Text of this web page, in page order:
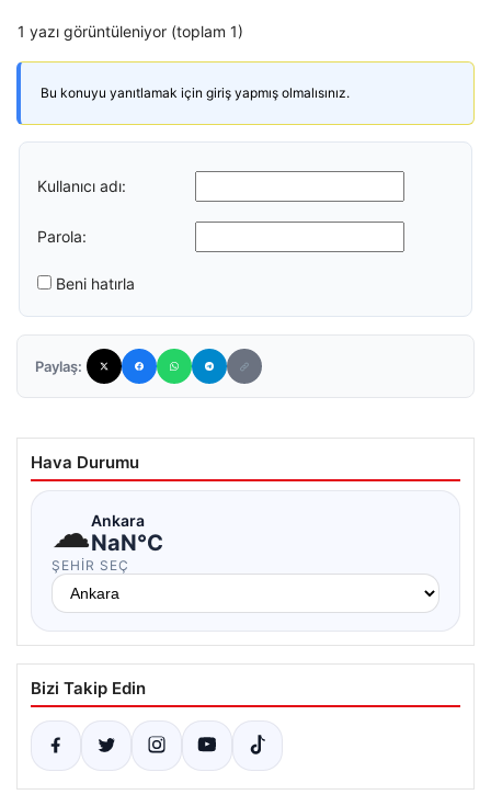
1 yazı görüntüleniyor (toplam 1)
Bu konuyu yanıtlamak için giriş yapmış olmalısınız.
Kullanıcı adı:
Parola:
Beni hatırla
Paylaş:
Hava Durumu
☁Ankara
NaN°C
ŞEHIR SEÇ
Bizi Takip Edin